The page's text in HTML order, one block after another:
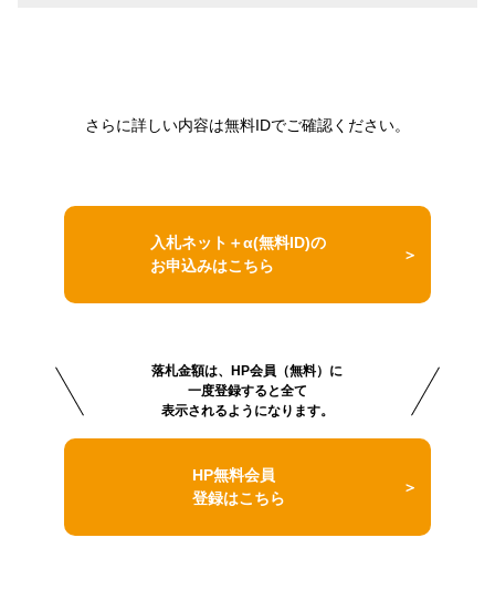
さらに詳しい内容は無料IDでご確認ください。
入札ネット＋α(無料ID)の
お申込みはこちら
落札金額は、HP会員（無料）に
一度登録すると全て
表示されるようになります。
HP無料会員
登録はこちら